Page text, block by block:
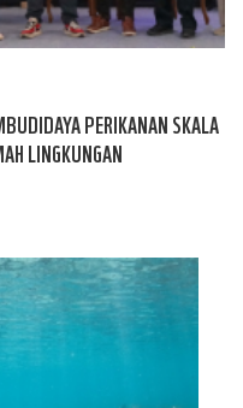
PERIKANAN SKALA
LINGKUNGAN